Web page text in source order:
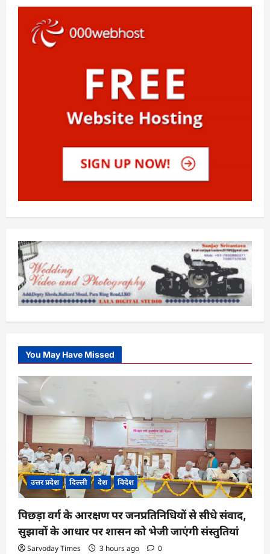
You May Have Missed
उत्तर प्रदेश दिल्ली देश विदेश
पिछड़ा वर्ग के आरक्षण पर जनप्रतिनिधियों से सीधे संवाद,
सुझावों के आधार पर शासन को भेजी जाएंगी संस्तुतियां
Sarvoday Times 3 hours ago 0